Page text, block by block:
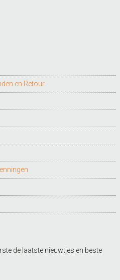
en Retour
de laatste nieuwtjes en beste